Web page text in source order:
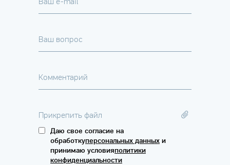
Ваш вопрос
Комментарий
Прикрепить файл
Даю свое согласие на
обработкуперсональных данных и
принимаю условияполитики
конфиденциальности